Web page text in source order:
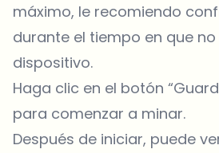
máximo, le recomiendo
durante el tiempo en que
dispositivo.
Haga clic en el botón
para comenzar a minar.
Después de iniciar, puede